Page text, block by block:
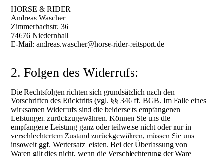
HORSE & RIDER
Andreas Wascher
Zimmerbachstr. 36
74676 Niedernhall
E-Mail: andreas.wascher@horse-rider-reitsport.de
2. Folgen des Widerrufs:
Die Rechtsfolgen richten sich grundsätzlich nach den
Vorschriften des Rücktritts (vgl. §§ 346 ff. BGB. Im Falle eines
wirksamen Widerrufs sind die beiderseits empfangenen
Leistungen zurückzugewähren. Können Sie uns die
empfangene Leistung ganz oder teilweise nicht oder nur in
verschlechtertem Zustand zurückgewähren, müssen Sie uns
insoweit ggf. Wertersatz leisten. Bei der Überlassung von
Waren gilt dies nicht, wenn die Verschlechterung der Ware